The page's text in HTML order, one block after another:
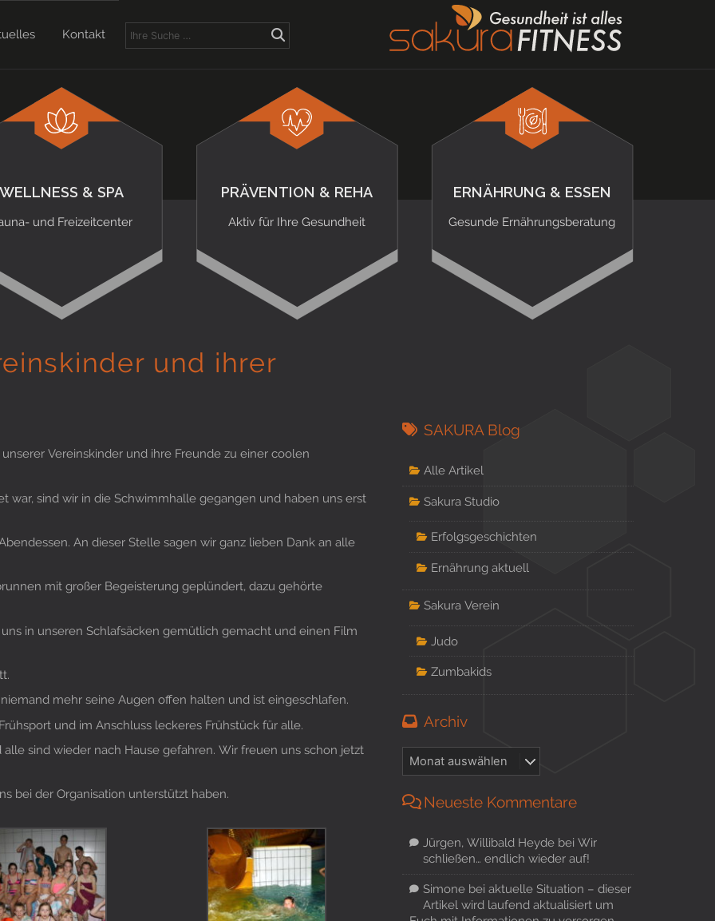
Kontakt
WELLNESS & SPA
und Freizeitcenter
PRÄVENTION & REHA
Aktiv für Ihre Gesundheit
ERNÄHRUNG & ESSEN
Gesunde Ernährungsberatung
und ihrer
Vereinskinder und ihre Freunde zu einer coolen
war, sind wir in die Schwimmhalle gegangen und haben uns erst
An dieser Stelle sagen wir ganz lieben Dank an alle
mit großer Begeisterung geplündert, dazu gehörte
in unseren Schlafsäcken gemütlich gemacht und einen Film
mehr seine Augen offen halten und ist eingeschlafen.
und im Anschluss leckeres Frühstück für alle.
sind wieder nach Hause gefahren. Wir freuen uns schon jetzt
bei der Organisation unterstützt haben.
SAKURA Blog
Alle Artikel
Sakura Studio
Erfolgsgeschichten
Ernährung aktuell
Sakura Verein
Judo
Zumbakids
Archiv
Neueste Kommentare
Jürgen, Willibald Heydebei Wir
schließen… endlich wieder auf!
Simonebei aktuelle Situation – dieser
Artikel wird laufend aktualisiert um